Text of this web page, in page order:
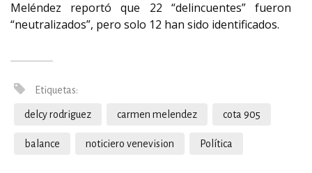
Meléndez reportó que 22 “delincuentes” fueron
“neutralizados”, pero solo 12 han sido identificados.
Etiquetas:
delcy rodriguez carmen melendez cota 905
balance noticiero venevision Política